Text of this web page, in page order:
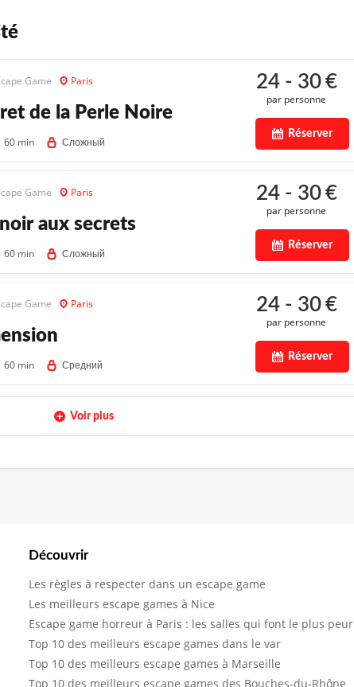
Game Paris
de la Perle Noire
60 min Сложный
24 - 30 €
par personne
Réserver
Game Paris
aux secrets
60 min Сложный
24 - 30 €
par personne
Réserver
Game Paris
60 min Средний
24 - 30 €
par personne
Réserver
Voir plus
Découvrir
Les règles à respecter dans un escape game
Les meilleurs escape games à Nice
Escape game horreur à Paris : les salles qui font le plus peur
Top 10 des meilleurs escape games dans le var
Top 10 des meilleurs escape games à Marseille
Top 10 des meilleurs escape games des Bouches-du-Rhône